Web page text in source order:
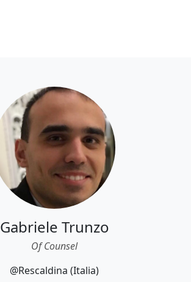
Gabriele Trunzo
Of Counsel
@Rescaldina (Italia)